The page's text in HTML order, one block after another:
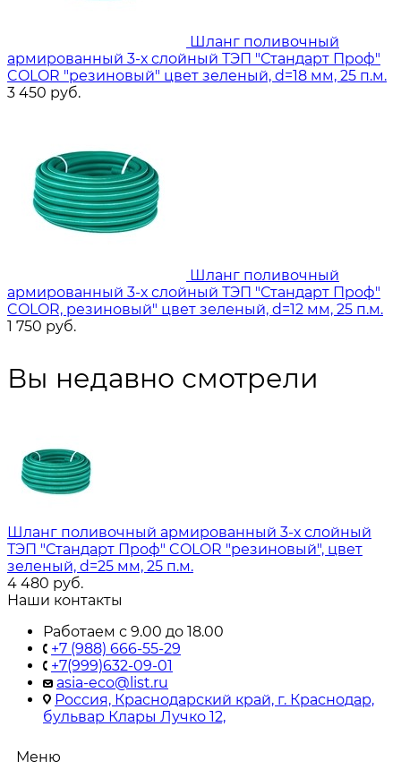
Шланг поливочный
армированный 3-х слойный ТЭП "Стандарт Проф"
COLOR "резиновый" цвет зеленый, d=18 мм, 25 п.м.
3 450 руб.
Шланг поливочный
армированный 3-х слойный ТЭП "Стандарт Проф"
COLOR, резиновый" цвет зеленый, d=12 мм, 25 п.м.
1 750 руб.
Вы недавно смотрели
Шланг поливочный армированный 3-х слойный
ТЭП "Стандарт Проф" COLOR "резиновый", цвет
зеленый, d=25 мм, 25 п.м.
4 480 руб.
Наши контакты
Работаем с 9.00 до 18.00
+7 (988) 666-55-29
+7(999)632-09-01
asia-eco@list.ru
Россия, Краснодарский край, г. Краснодар,
бульвар Клары Лучко 12,
Меню